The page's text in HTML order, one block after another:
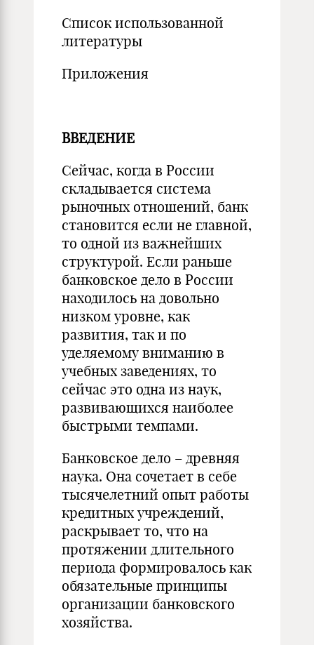
Список использованной
литературы
Приложения
ВВЕДЕНИЕ
Сейчас, когда в России
складывается система
рыночных отношений, банк
становится если не главной,
то одной из важнейших
структурой. Если раньше
банковское дело в России
находилось на довольно
низком уровне, как
развития, так и по
уделяемому вниманию в
учебных заведениях, то
сейчас это одна из наук,
развивающихся наиболее
быстрыми темпами.
Банковское дело – древняя
наука. Она сочетает в себе
тысячелетний опыт работы
кредитных учреждений,
раскрывает то, что на
протяжении длительного
периода формировалось как
обязательные принципы
организации банковского
хозяйства.